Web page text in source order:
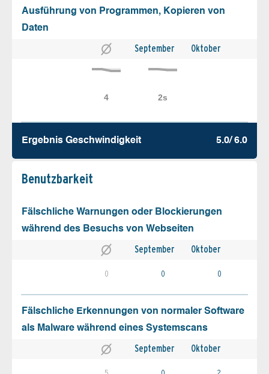
Ausführung von Programmen, Kopieren von
Daten
September Oktober
Ergebnis Geschw­indigkeit 5.0/ 6.0
Benutz­barkeit
Fälschliche Warnungen oder Blockierungen
während des Besuchs von Webseiten
September Oktober
0 0 0
Fälschliche Erkennungen von normaler Software
als Malware während eines Systemscans
September Oktober